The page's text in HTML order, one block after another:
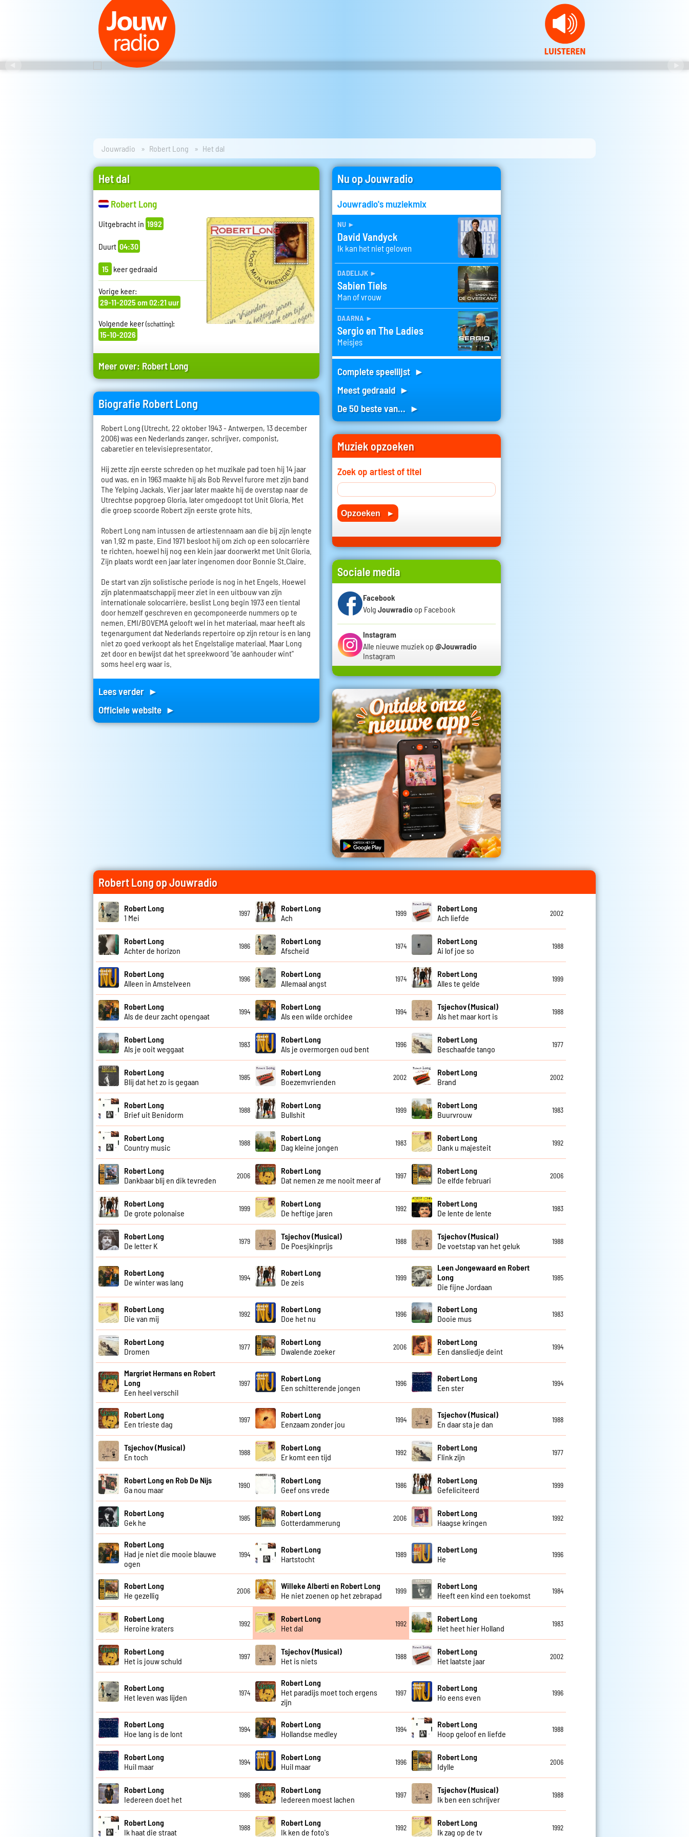
Jouwradio Robert Long Het dal
Het dal
Robert Long
Uitgebracht in 1992
Duurt 04:30
15 keer gedraaid
Vorige keer:
29-11-2025 om 02:21 uur
Volgende keer(schatting):
15-10-2026
Meer over: Robert Long
Biografie Robert Long
Robert Long (Utrecht, 22 oktober 1943 - Antwerpen, 13 december
2006) was een Nederlands zanger, schrijver, componist,
cabaretier en televisiepresentator.
Hij zette zijn eerste schreden op het muzikale pad toen hij 14 jaar
oud was, en in 1963 maakte hij als Bob Revvel furore met zijn band
The Yelping Jackals. Vier jaar later maakte hij de overstap naar de
Utrechtse popgroep Gloria, later omgedoopt tot Unit Gloria. Met
die groep scoorde Robert zijn eerste grote hits.
Robert Long nam intussen de artiestennaam aan die bij zijn lengte
van 1.92 m paste. Eind 1971 besloot hij om zich op een solocarrière
te richten, hoewel hij nog een klein jaar doorwerkt met Unit Gloria.
Zijn plaats wordt een jaar later ingenomen door Bonnie St.Claire.
De start van zijn solistische periode is nog in het Engels. Hoewel
zijn platenmaatschappij meer ziet in een uitbouw van zijn
internationale solocarrière, beslist Long begin 1973 een tiental
door hemzelf geschreven en gecomponeerde nummers op te
nemen. EMI/BOVEMA gelooft wel in het materiaal, maar heeft als
tegenargument dat Nederlands repertoire op zijn retour is en lang
niet zo goed verkoopt als het Engelstalige materiaal. Maar Long
zet door en bewijst dat het spreekwoord "de aanhouder wint"
soms heel erg waar is.
Lees verder ►
Officiele website ►
Nu op Jouwradio
Jouwradio's muziekmix
nu ►
David Vandyck
Ik kan het niet geloven
dadelijk ►
Sabien Tiels
Man of vrouw
daarna ►
Sergio en The Ladies
Meisjes
Complete speellijst ►
Meest gedraaid ►
De 50 beste van... ►
Muziek opzoeken
Zoek op artiest of titel
Sociale media
Facebook
Volg Jouwradio op Facebook
Instagram
Alle nieuwe muziek op @Jouwradio
Instagram
Robert Long op Jouwradio
Robert Long
1 Mei
1997
Robert Long
Ach
1999
Robert Long
Ach liefde
2002
Robert Long
Achter de horizon
1986
Robert Long
Afscheid
1974
Robert Long
Ai lof joe so
1988
Robert Long
Alleen in Amstelveen
1996
Robert Long
Allemaal angst
1974
Robert Long
Alles te gelde
1999
Robert Long
Als de deur zacht opengaat
1994
Robert Long
Als een wilde orchidee
1994
Tsjechov (Musical)
Als het maar kort is
1988
Robert Long
Als je ooit weggaat
1983
Robert Long
Als je overmorgen oud bent
1996
Robert Long
Beschaafde tango
1977
Robert Long
Blij dat het zo is gegaan
1985
Robert Long
Boezemvrienden
2002
Robert Long
Brand
2002
Robert Long
Brief uit Benidorm
1988
Robert Long
Bullshit
1999
Robert Long
Buurvrouw
1983
Robert Long
Country music
1988
Robert Long
Dag kleine jongen
1983
Robert Long
Dank u majesteit
1992
Robert Long
Dankbaar blij en dik tevreden
2006
Robert Long
Dat nemen ze me nooit meer af
1997
Robert Long
De elfde februari
2006
Robert Long
De grote polonaise
1999
Robert Long
De heftige jaren
1992
Robert Long
De lente de lente
1983
Robert Long
De letter K
1979
Tsjechov (Musical)
De Poesjkinprijs
1988
Tsjechov (Musical)
De voetstap van het geluk
1988
Robert Long
De winter was lang
1994
Robert Long
De zeis
1999
Leen Jongewaard en Robert
Long
Die fijne Jordaan
1985
Robert Long
Die van mij
1992
Robert Long
Doe het nu
1996
Robert Long
Dooie mus
1983
Robert Long
Dromen
1977
Robert Long
Dwalende zoeker
2006
Robert Long
Een dansliedje deint
1994
Margriet Hermans en Robert
Long
Een heel verschil
1997
Robert Long
Een schitterende jongen
1996
Robert Long
Een ster
1994
Robert Long
Een trieste dag
1997
Robert Long
Eenzaam zonder jou
1994
Tsjechov (Musical)
En daar sta je dan
1988
Tsjechov (Musical)
En toch
1988
Robert Long
Er komt een tijd
1992
Robert Long
Flink zijn
1977
Robert Long en Rob De Nijs
Ga nou maar
1990
Robert Long
Geef ons vrede
1986
Robert Long
Gefeliciteerd
1999
Robert Long
Gek he
1985
Robert Long
Gotterdammerung
2006
Robert Long
Haagse kringen
1992
Robert Long
Had je niet die mooie blauwe
ogen
1994
Robert Long
Hartstocht
1989
Robert Long
He
1996
Robert Long
He gezellig
2006
Willeke Alberti en Robert Long
He niet zoenen op het zebrapad
1999
Robert Long
Heeft een kind een toekomst
1984
Robert Long
Heroine kraters
1992
Robert Long
Het dal
1992
Robert Long
Het heet hier Holland
1983
Robert Long
Het is jouw schuld
1997
Tsjechov (Musical)
Het is niets
1988
Robert Long
Het laatste jaar
2002
Robert Long
Het leven was lijden
1974
Robert Long
Het paradijs moet toch ergens
zijn
1997
Robert Long
Ho eens even
1996
Robert Long
Hoe lang is de lont
1994
Robert Long
Hollandse medley
1994
Robert Long
Hoop geloof en liefde
1988
Robert Long
Huil maar
1994
Robert Long
Huil maar
1996
Robert Long
Idylle
2006
Robert Long
Iedereen doet het
1986
Robert Long
Iedereen moest lachen
1997
Tsjechov (Musical)
Ik ben een schrijver
1988
Robert Long
Ik haat die straat
1988
Robert Long
Ik ken de foto's
1992
Robert Long
Ik zag op de tv
1992